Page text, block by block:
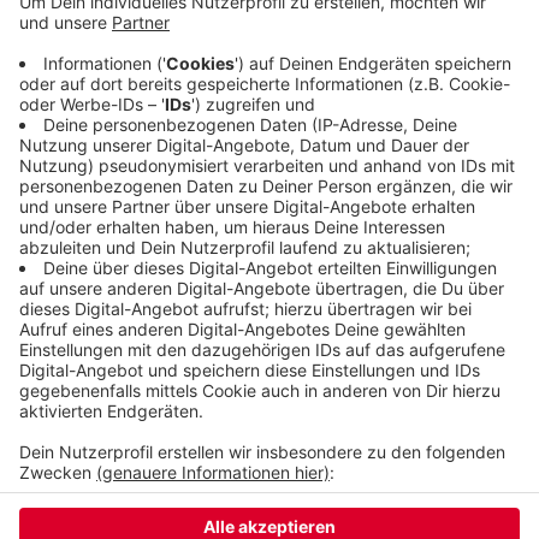
Mitbewohnern bekannt gemacht werden. Der Zoo
sagt jetzt, das habe alles sehr gut geklappt, die
drei Gorillas kommen miteinander zurecht. Die
Gruppe soll bald noch weiter aufgestockt werden.
Gezüchtet werden die Menschenaffen hier aber
nicht.
Veröffentlicht:Freitag, 07.03.2025 09:44
Anzeige
Anzeige